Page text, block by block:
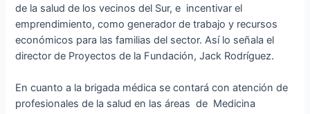
de la salud de los vecinos del Sur, e incentivar el
emprendimiento, como generador de trabajo y recursos
económicos para las familias del sector. Así lo señala el
director de Proyectos de la Fundación, Jack Rodríguez.
En cuanto a la brigada médica se contará con atención de
profesionales de la salud en las áreas de Medicina